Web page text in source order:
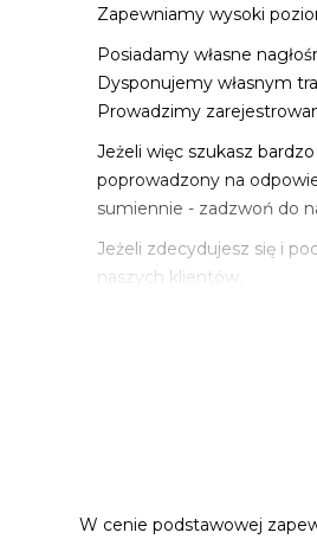
Zapewniamy wysoki
Posiadamy własne
Dysponujemy własnym
Prowadzimy
Jeżeli więc szukasz
poprowadzony na
sumiennie - zadzwoń do
Jeżeli zdecydujesz się i
naszych klientów.
W cenie podstawowej